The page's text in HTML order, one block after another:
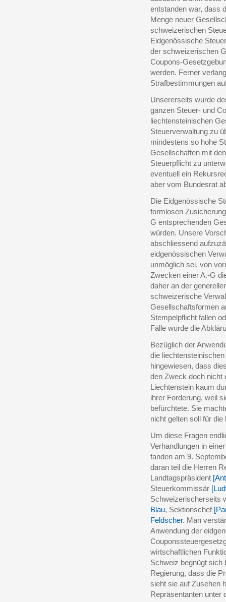
entstanden war, dass
Menge neuer
schweizerischen
Eidgenössische
der schweizerischen
Coupons-
werden. Ferner
Strafbestimmungen
Unsererseits wurde
ganzen Steuer- und
liechtensteinischen
Steuerverwaltung zu
mindestens so hohe
Gesellschaften mit
Steuerpflicht zu
eventuell ein
aber vom Bundesrat
Die Eidgenössische
formlosen
G entsprechenden
würden. Unsere
abschliessend
eidgenössischen
unmöglich sei, von
Zwecken einer A.-G
daher an der
schweizerische
Gesellschaftsformen
Stempelpflicht fallen
Fälle wurde die
Bezüglich der
die
hingewiesen, dass
den Zweck doch nicht
Liechtenstein kaum
ihrer Forderung, weil
befürchtete. Sie
nicht gelten soll für
Um diese Fragen
Verhandlungen in
fanden am 9.
daran teil die Herren
Landtagspräsident
Steuerkommissär
Schweizerischerseits
Blau, Sektionschef
Feldscher. Man
Anwendung der
wirtschaftlichen
Schweiz begnügt sich
Regierung, dass die
sieht sie auf Zusehen
Repräsentanten unter